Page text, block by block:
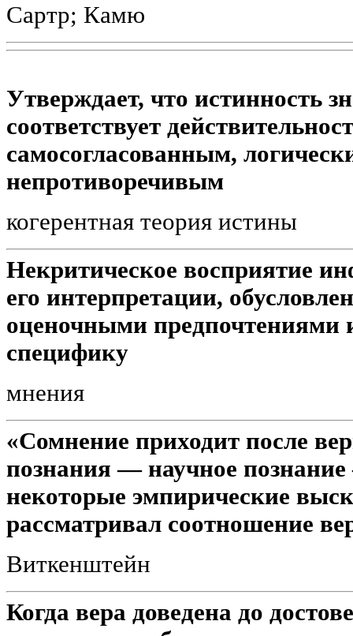
Сартр; Камю
Утверждает, что истинность
соответствует
самосогласованным,
непротиворечивым
когерентная теория истины
Некритическое восприятие
его интерпретации,
оценочными предпочтениями
специфику
мнения
«Сомнение приходит после
познания — научное
некоторые эмпирические
рассматривал соотношение
Виткенштейн
Когда вера доведена до